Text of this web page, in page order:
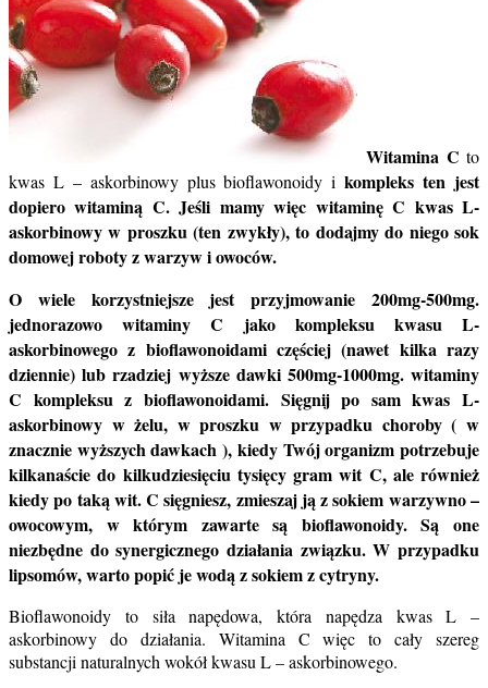
Witamina C to
kwas L – askorbinowy plus bioflawonoidy ikompleks ten jest
dopiero witaminą C. Jeśli mamy więc witaminę C kwas L-
askorbinowy w proszku (ten zwykły), to dodajmy do niego sok
domowej roboty z warzyw i owoców.
O wiele korzystniejsze jest przyjmowanie 200mg-500mg.
jednorazowo witaminy C jako kompleksu kwasu L-
askorbinowego z bioflawonoidami częściej (nawet kilka razy
dziennie) lub rzadziej wyższe dawki 500mg-1000mg. witaminy
C kompleksu z bioflawonoidami. Sięgnij po sam kwas L-
askorbinowy w żelu, w proszku w przypadku choroby ( w
znacznie wyższych dawkach ), kiedy Twój organizm potrzebuje
kilkanaście do kilkudziesięciu tysięcy gram wit C, ale również
kiedy po taką wit. C sięgniesz, zmieszaj ją z sokiem warzywno –
owocowym, w którym zawarte są bioflawonoidy. Są one
niezbędne do synergicznego działania związku. W przypadku
lipsomów, warto popić je wodą z sokiem z cytryny.
Bioflawonoidy to siła napędowa, która napędza kwas L –
askorbinowy do działania. Witamina C więc to cały szereg
substancji naturalnych wokół kwasu L – askorbinowego.